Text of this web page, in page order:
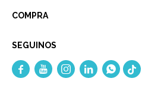
COMPRA
SEGUINOS
    